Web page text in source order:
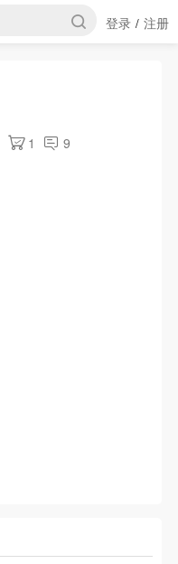
登录 / 注册
1 9